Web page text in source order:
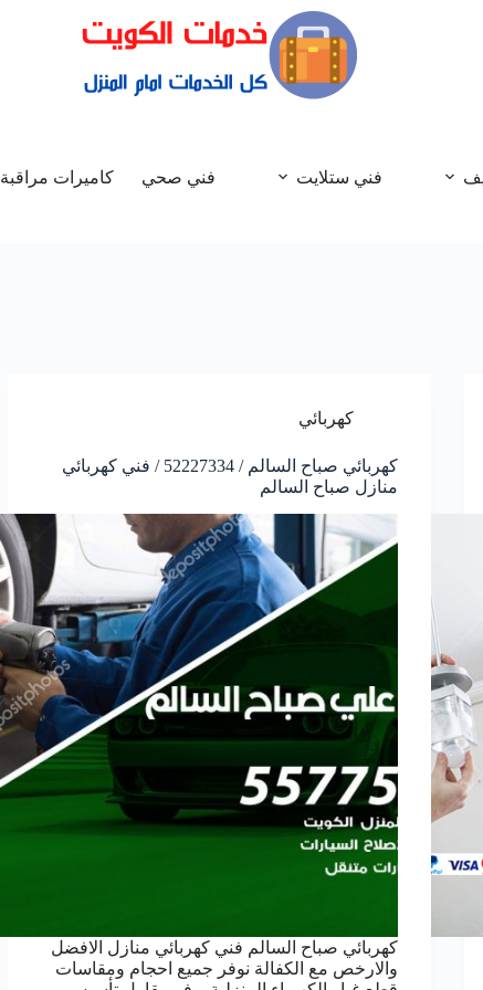
فني ستلايت فني صحي كاميرات مراقبة
كهربائي
كهربائي صباح السالم / 52227334 / فني كهربائي
منازل صباح السالم
كهربائي صباح السالم فني كهربائي منازل الافضل
والارخص مع الكفالة نوفر جميع احجام ومقاسات